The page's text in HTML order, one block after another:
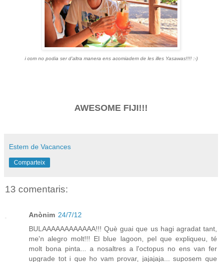
i com no podia ser d'altra manera ens acomiadem de les illes Yasawas!!!! :-)
AWESOME FIJI!!!
Estem de Vacances
Comparteix
13 comentaris:
Anònim 24/7/12
BULAAAAAAAAAAAA!!! Què guai que us hagi agradat tant,
me'n alegro molt!!! El blue lagoon, pel que expliqueu, té
molt bona pinta... a nosaltres a l'octopus no ens van fer
upgrade tot i que ho vam provar, jajajaja... suposem que